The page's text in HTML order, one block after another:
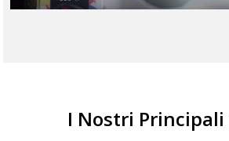
I Nostri Principali